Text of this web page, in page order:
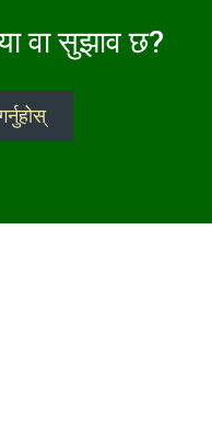
वा सुझाव छ?